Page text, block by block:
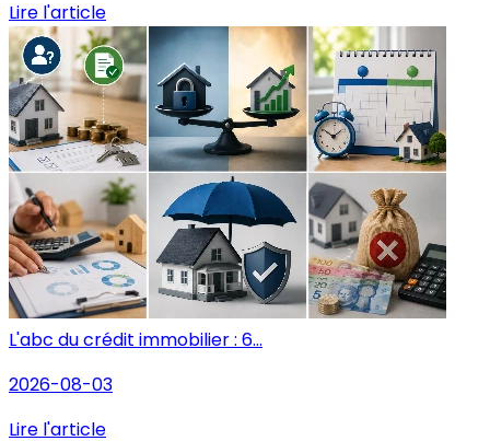
Lire l'article
L'abc du crédit immobilier : 6...
2026-08-03
Lire l'article